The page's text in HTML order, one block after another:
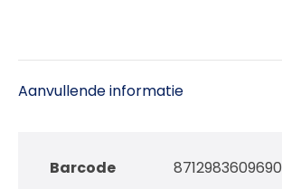
Aanvullende informatie
Barcode 8712983609690